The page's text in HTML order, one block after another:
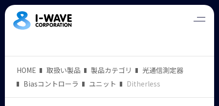
HOME 取扱い製品 製品カテゴリ
光通信測定器
Biasコントローラ
ユニット Ditherless